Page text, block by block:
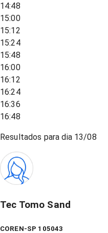
14:48
15:00
15:12
15:24
15:48
16:00
16:12
16:24
16:36
16:48
Resultados para dia 13/08
Tec Tomo Sand
COREN-SP 105043